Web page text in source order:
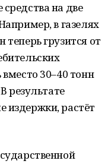
на две
в газелях
грузится от
30–40 тонн
результате
издержки, растёт